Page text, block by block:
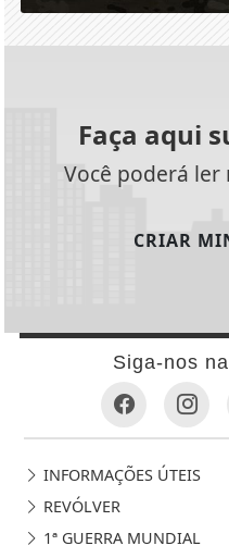
Faça aqui
Você poderá ler
CRIAR
Siga-nos
INFORMAÇÕES ÚTEIS
REVÓLVER
1ª GUERRA MUNDIAL